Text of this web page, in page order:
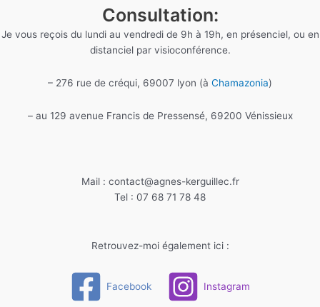
Consultation:
Je vous reçois du lundi au vendredi de 9h à 19h, en présenciel, ou en
distanciel par visioconférence.
– 276 rue de créqui, 69007 lyon (à Chamazonia)
– au 129 avenue Francis de Pressensé, 69200 Vénissieux
Mail : contact@agnes-kerguillec.fr
Tel : 07 68 71 78 48
Retrouvez-moi également ici :
Facebook Instagram